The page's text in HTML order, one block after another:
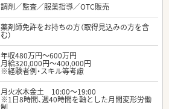
調剤／監査／服薬指導／OTC販売
薬剤師免許をお持ちの方（取得見込みの方を含
む）
年収480万円～600万円
月給320,000円～400,000円
※経験者例・スキル等考慮
月火水木金土 10:00～19:00
※1日8時間、週40時間を軸とした月間変形労働